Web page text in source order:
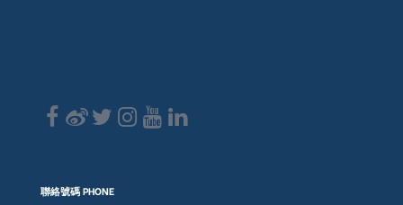
聯絡號碼 PHONE